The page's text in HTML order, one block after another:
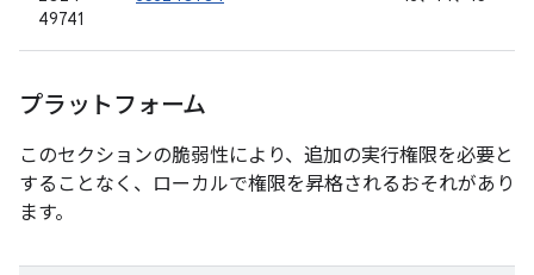
49741
プラットフォーム
このセクションの脆弱性により、追加の実行権限を必要と
することなく、ローカルで権限を昇格されるおそれがあり
ます。